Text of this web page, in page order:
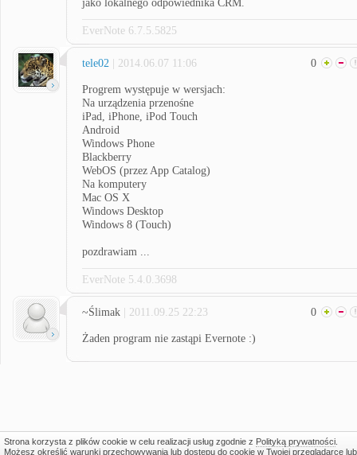
jako lokalnego odpowiednika CRM.
EverNote 6.7.5.5825
tele02 | 2014.06.07 11:06 0
Progrem występuje w wersjach:
Na urządzenia przenośne
iPad, iPhone, iPod Touch
Android
Windows Phone
Blackberry
WebOS (przez App Catalog)
Na komputery
Mac OS X
Windows Desktop
Windows 8 (Touch)
pozdrawiam ...
EverNote 5.4.0.3698
~Ślimak | 2011.09.25 22:23 0
Żaden program nie zastąpi Evernote :)
Strona korzysta z plików cookie w celu realizacji usług zgodnie z Polityką prywatności.
Możesz określić warunki przechowywania lub dostępu do cookie w Twojej przeglądarce lub